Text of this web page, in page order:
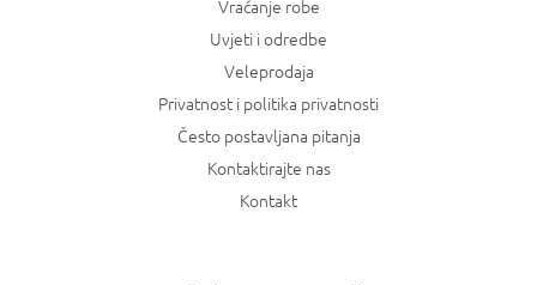
Vraćanje robe
Uvjeti i odredbe
Veleprodaja
Privatnost i politika privatnosti
Često postavljana pitanja
Kontaktirajte nas
Kontakt